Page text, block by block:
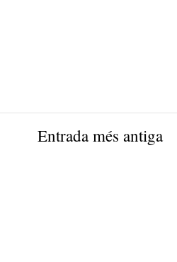
Entrada més antiga